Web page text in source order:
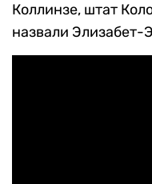
Коллинзе, штат
назвали Элизабет-